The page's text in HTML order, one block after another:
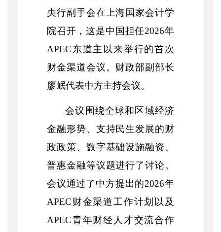
央行副手会在上海国家会计学
院召开，这是中国担任2026年
APEC东道主以来举行的首次
财金渠道会议。财政部副部长
廖岷代表中方主持会议。
会议围绕全球和区域经济
金融形势、支持民生发展的财
政政策、数字基础设施融资、
普惠金融等议题进行了讨论。
会议通过了中方提出的2026年
APEC财金渠道工作计划以及
APEC青年财经人才交流合作